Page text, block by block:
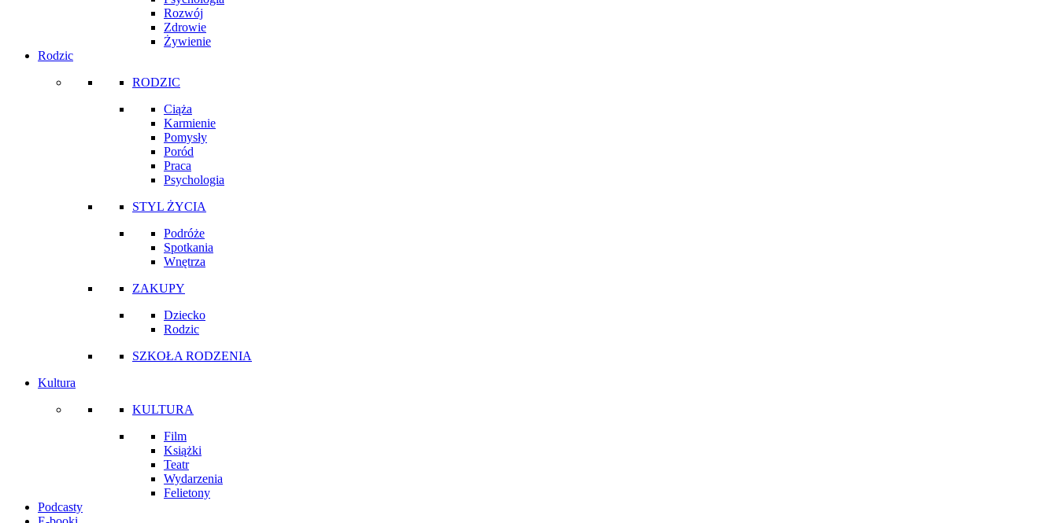
Rozwój
Zdrowie
Żywienie
Rodzic
RODZIC
Ciąża
Karmienie
Pomysły
Poród
Praca
Psychologia
STYL ŻYCIA
Podróże
Spotkania
Wnętrza
ZAKUPY
Dziecko
Rodzic
SZKOŁA RODZENIA
Kultura
KULTURA
Film
Książki
Teatr
Wydarzenia
Felietony
Podcasty